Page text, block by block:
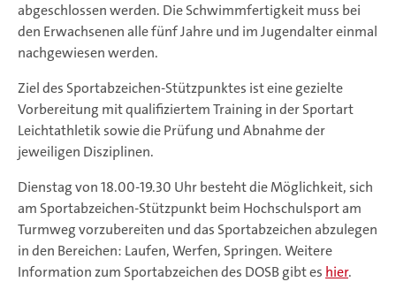
abgeschlossen werden. Die Schwimmfertigkeit muss bei
den Erwachsenen alle fünf Jahre und im Jugendalter einmal
nachgewiesen werden.
Ziel des Sportabzeichen-Stützpunktes ist eine gezielte
Vorbereitung mit qualifiziertem Training in der Sportart
Leichtathletik sowie die Prüfung und Abnahme der
jeweiligen Disziplinen.
Dienstag von 18.00-19.30 Uhr besteht die Möglichkeit, sich
am Sportabzeichen-Stützpunkt beim Hochschulsport am
Turmweg vorzubereiten und das Sportabzeichen abzulegen
in den Bereichen: Laufen, Werfen, Springen. Weitere
Information zum Sportabzeichen des DOSB gibt es hier.